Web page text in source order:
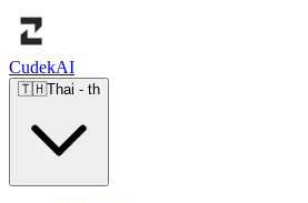
CudekAI
🇹🇭Thai - th